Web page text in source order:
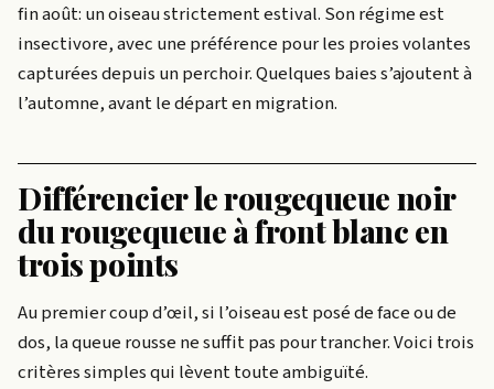
fin août: un oiseau strictement estival. Son régime est
insectivore, avec une préférence pour les proies volantes
capturées depuis un perchoir. Quelques baies s’ajoutent à
l’automne, avant le départ en migration.
Différencier le rougequeue noir
du rougequeue à front blanc en
trois points
Au premier coup d’œil, si l’oiseau est posé de face ou de
dos, la queue rousse ne suffit pas pour trancher. Voici trois
critères simples qui lèvent toute ambiguïté.